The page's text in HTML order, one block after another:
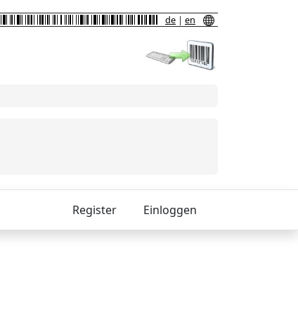
de | en
Register Einloggen